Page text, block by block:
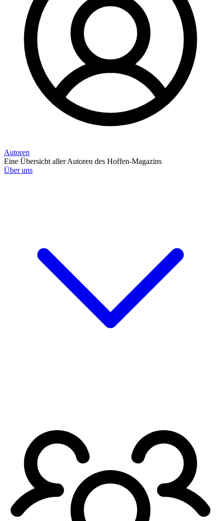
Autoren
Eine Übersicht aller Autoren des Hoffen-Magazins
Über uns